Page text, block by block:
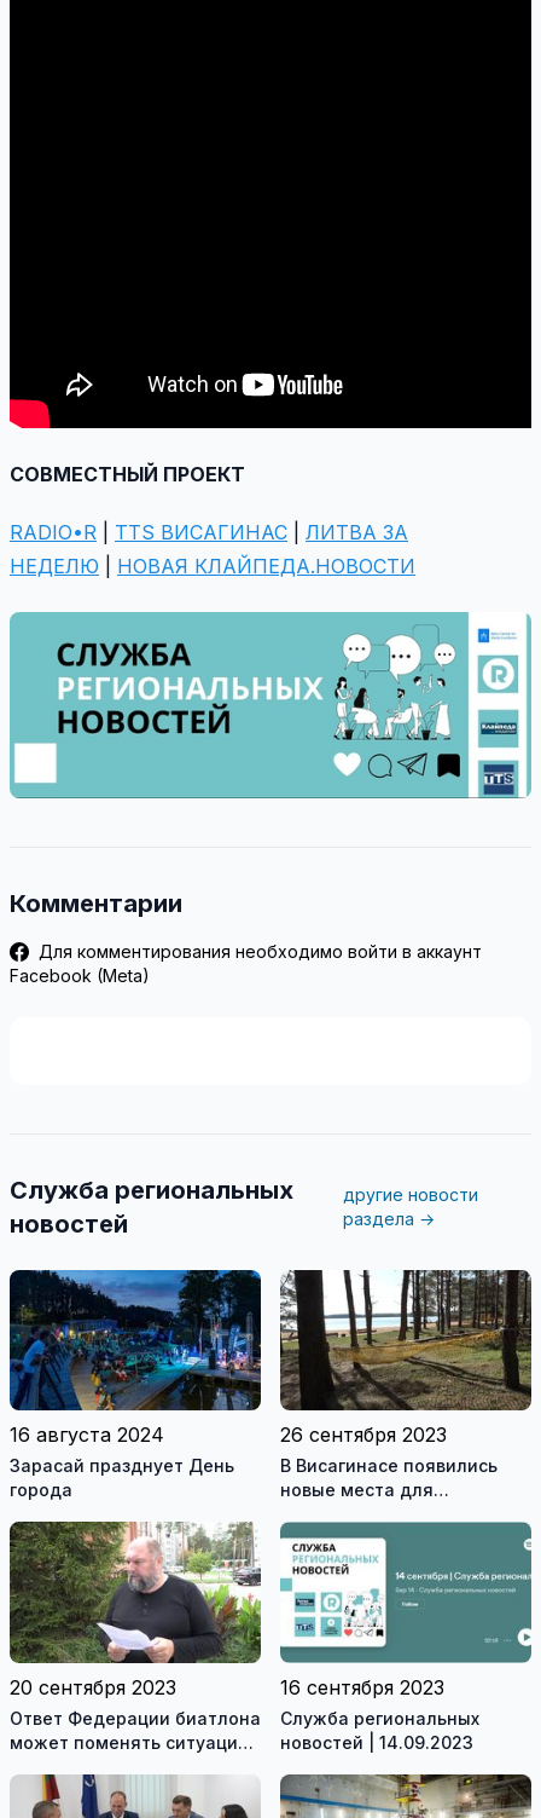
СОВМЕСТНЫЙ ПРОЕКТ
RADIO•R TTS ВИСАГИНАС
ЛИТВА ЗА
НЕДЕЛЮ
НОВАЯ КЛАЙПЕДА.НОВОСТИ
Комментарии
Для комментирования необходимо войти в аккаунт
Facebook (Meta)
Служба региональных
новостей
другие новости
раздела →
16 августа 2024
Зарасай празднует День
города
26 сентября 2023
В Висагинасе появились
новые места для
взрослых (видео)
20 сентября 2023
Ответ Федерации биатлона
может поменять ситуацию
(видео)
16 сентября 2023
Служба региональных
новостей | 14.09.2023